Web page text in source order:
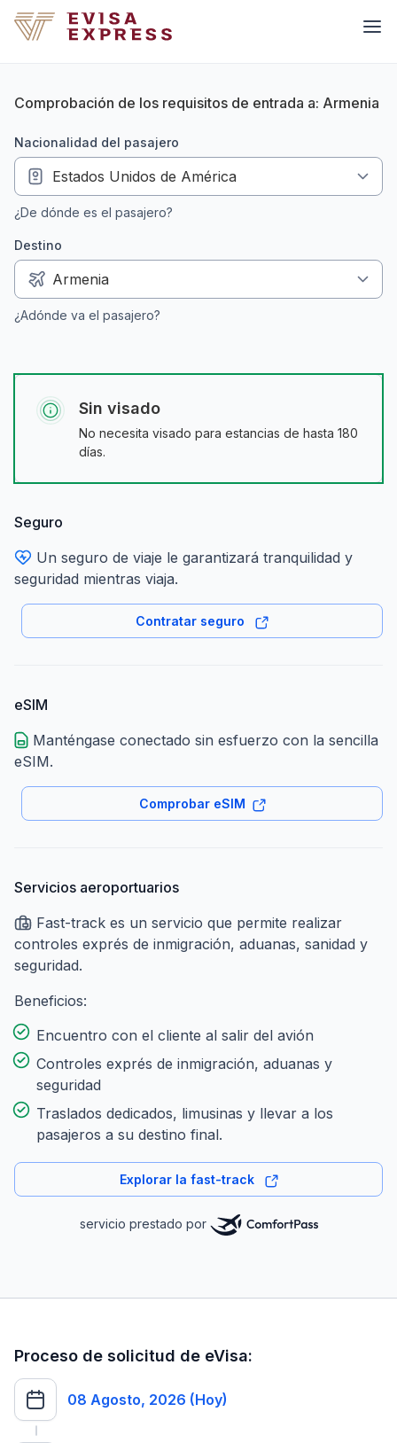
Comprobación de los requisitos de entrada a: Armenia
nacionalidad del pasajero
¿De dónde es el pasajero?
Destino
¿Adónde va el pasajero?
Sin visado
No necesita visado para estancias de hasta 180
días.
Seguro
Un seguro de viaje le garantizará tranquilidad y
seguridad mientras viaja.
Contratar seguro
eSIM
Manténgase conectado sin esfuerzo con la sencilla
eSIM.
Comprobar eSIM
Servicios aeroportuarios
Fast-track es un servicio que permite realizar
controles exprés de inmigración, aduanas, sanidad y
seguridad.
Beneficios:
Encuentro con el cliente al salir del avión
Controles exprés de inmigración, aduanas y
seguridad
Traslados dedicados, limusinas y llevar a los
pasajeros a su destino final.
Explorar la fast-track
servicio prestado por
Proceso de solicitud de eVisa:
08 Agosto, 2026 (Hoy)